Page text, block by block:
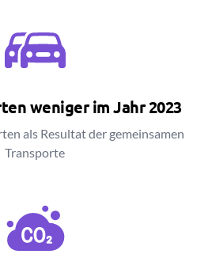
weniger im Jahr 2023
als Resultat der gemeinsamen
Transporte